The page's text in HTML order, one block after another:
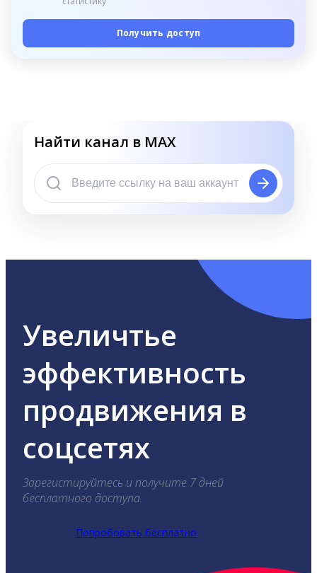
Получить доступ
Найти канал в MAX
Увеличтье
эффективность
продвижения в
соцсетях
Зарегистируйтесь и получите 7 дней
бесплатного доступа.
Попробовать бесплатно